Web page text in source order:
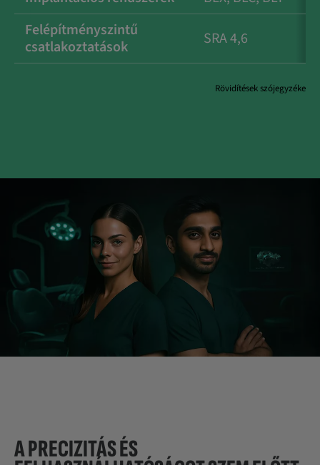
Felépítményszintű
csatlakoztatások
SRA 4,6
Rövidítések szójegyzéke
A PRECIZITÁS ÉS